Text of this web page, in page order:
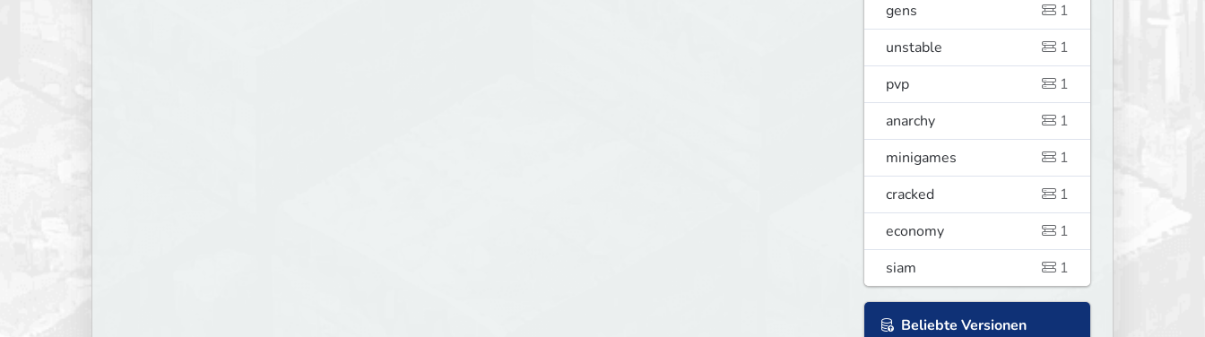
gens
1
unstable
1
pvp
1
anarchy
1
minigames
1
cracked
1
economy
1
siam
1
Beliebte Versionen